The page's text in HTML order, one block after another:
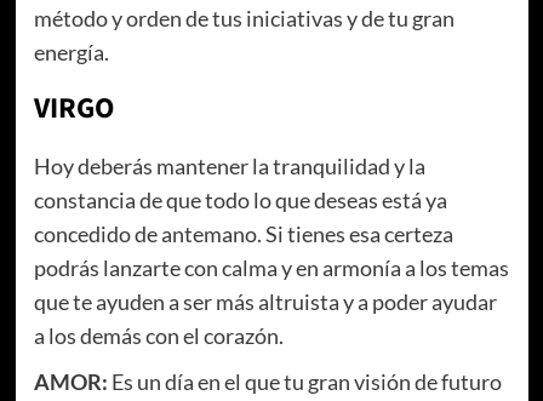
método y orden de tus iniciativas y de tu gran
energía.
VIRGO
Hoy deberás mantener la tranquilidad y la
constancia de que todo lo que deseas está ya
concedido de antemano. Si tienes esa certeza
podrás lanzarte con calma y en armonía a los temas
que te ayuden a ser más altruista y a poder ayudar
a los demás con el corazón.
AMOR: Es un día en el que tu gran visión de futuro